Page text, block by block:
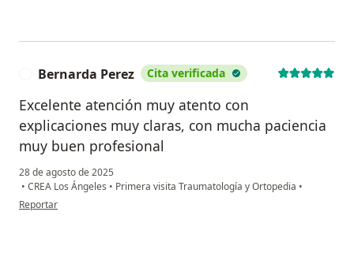
Bernarda Perez Cita verificada
Excelente atención muy atento con
explicaciones muy claras, con mucha paciencia
muy buen profesional
28 de agosto de 2025
• CREA Los Ángeles • Primera visita Traumatología y Ortopedia •
en opinión del usuario Bernarda Perez
Reportar